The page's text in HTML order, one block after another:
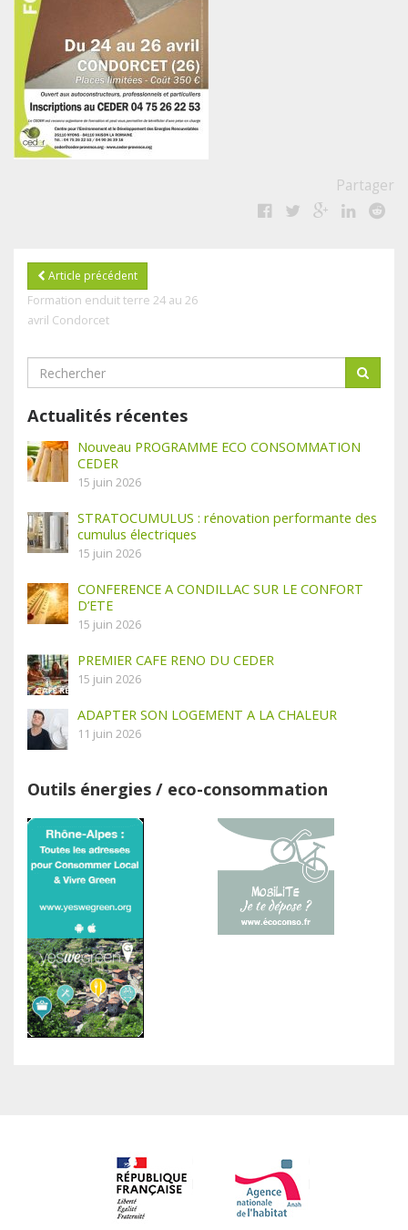
Partager
Article précédent
Formation enduit terre 24 au 26
avril Condorcet
Actualités récentes
Nouveau PROGRAMME ECO CONSOMMATION
CEDER
15 juin 2026
STRATOCUMULUS : rénovation performante des
cumulus électriques
15 juin 2026
CONFERENCE A CONDILLAC SUR LE CONFORT
D’ETE
15 juin 2026
PREMIER CAFE RENO DU CEDER
15 juin 2026
ADAPTER SON LOGEMENT A LA CHALEUR
11 juin 2026
Outils énergies / eco-consommation